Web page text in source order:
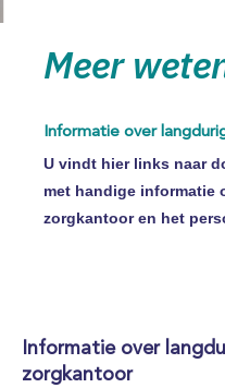
Meer
Informatie over
U vindt hier links naar
met handige informatie
zorgkantoor en het
Informatie over
zorgkantoor